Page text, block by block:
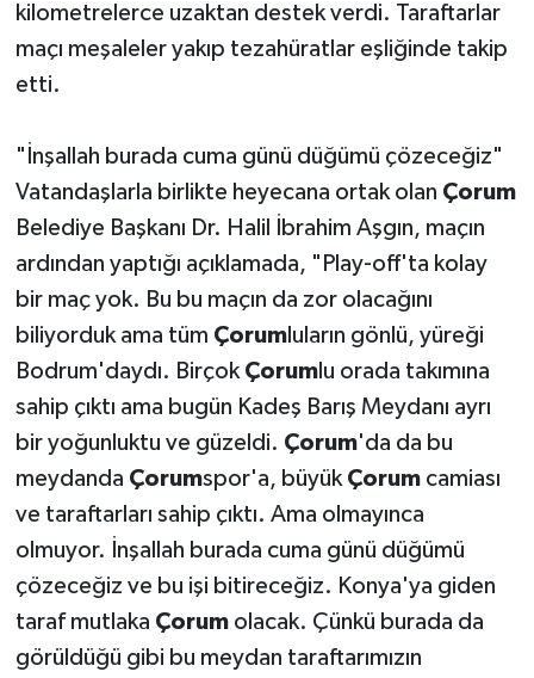
kilometrelerce uzaktan destek verdi. Taraftarlar
maçı meşaleler yakıp tezahüratlar eşliğinde takip
etti.
"İnşallah burada cuma günü düğümü çözeceğiz"
Vatandaşlarla birlikte heyecana ortak olan Çorum
Belediye Başkanı Dr. Halil İbrahim Aşgın, maçın
ardından yaptığı açıklamada, "Play-off'ta kolay
bir maç yok. Bu bu maçın da zor olacağını
biliyorduk ama tüm Çorumluların gönlü, yüreği
Bodrum'daydı. Birçok Çorumlu orada takımına
sahip çıktı ama bugün Kadeş Barış Meydanı ayrı
bir yoğunluktu ve güzeldi. Çorum'da da bu
meydanda Çorumspor'a, büyük Çorumcamiası
ve taraftarları sahip çıktı. Ama olmayınca
olmuyor. İnşallah burada cuma günü düğümü
çözeceğiz ve bu işi bitireceğiz. Konya'ya giden
taraf mutlaka Çorumolacak. Çünkü burada da
görüldüğü gibi bu meydan taraftarımızın